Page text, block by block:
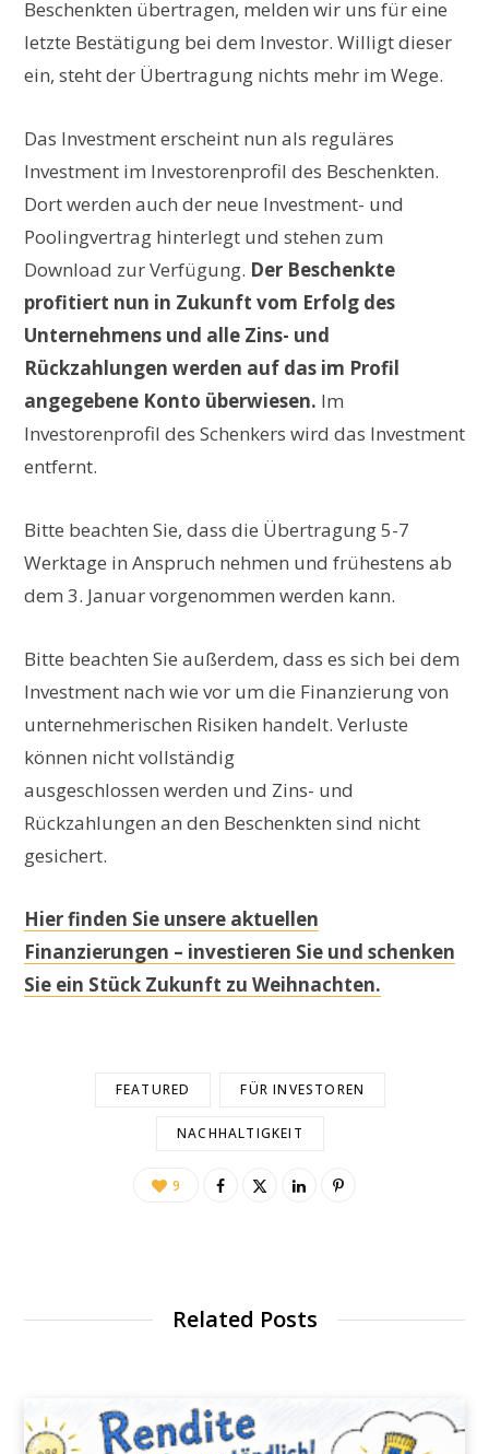
Beschenkten übertragen, melden wir uns für eine
letzte Bestätigung bei dem Investor. Willigt dieser
ein, steht der Übertragung nichts mehr im Wege.
Das Investment erscheint nun als reguläres
Investment im Investorenprofil des Beschenkten.
Dort werden auch der neue Investment- und
Poolingvertrag hinterlegt und stehen zum
Download zur Verfügung. Der Beschenkte
profitiert nun in Zukunft vom Erfolg des
Unternehmens und alle Zins- und
Rückzahlungen werden auf das im Profil
angegebene Konto überwiesen. Im
Investorenprofil des Schenkers wird das Investment
entfernt.
Bitte beachten Sie, dass die Übertragung 5-7
Werktage in Anspruch nehmen und frühestens ab
dem 3. Januar vorgenommen werden kann.
Bitte beachten Sie außerdem, dass es sich bei dem
Investment nach wie vor um die Finanzierung von
unternehmerischen Risiken handelt. Verluste
können nicht vollständig
ausgeschlossen werden und Zins- und
Rückzahlungen an den Beschenkten sind nicht
gesichert.
Hier finden Sie unsere aktuellen
Finanzierungen – investieren Sie und schenken
Sie ein Stück Zukunft zu Weihnachten.
FEATURED FÜR INVESTOREN
NACHHALTIGKEIT
9
Related Posts